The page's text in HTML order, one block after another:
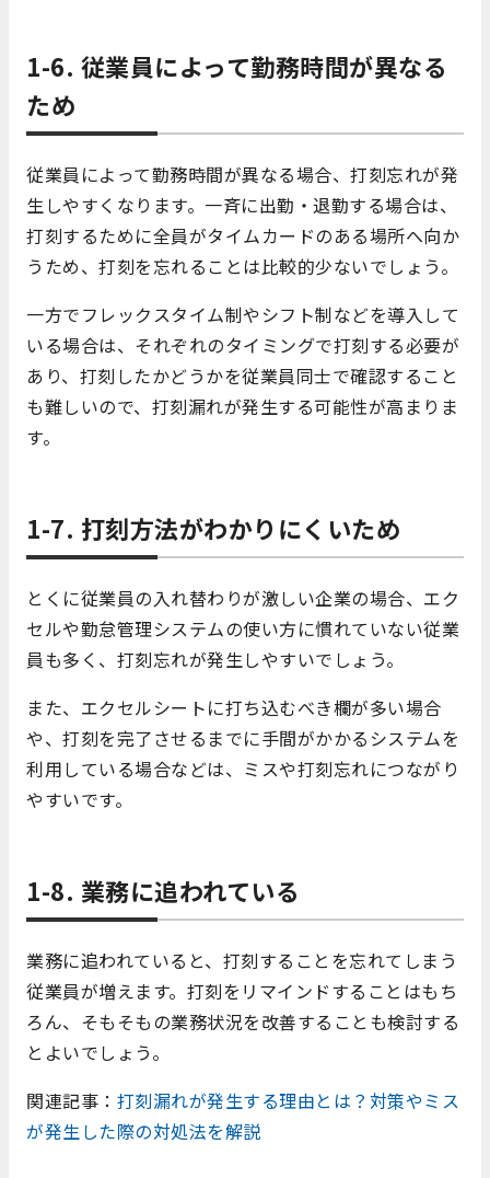
1-6. 従業員によって勤務時間が異なる
ため
従業員によって勤務時間が異なる場合、打刻忘れが発
生しやすくなります。一斉に出勤・退勤する場合は、
打刻するために全員がタイムカードのある場所へ向か
うため、打刻を忘れることは比較的少ないでしょう。
一方でフレックスタイム制やシフト制などを導入して
いる場合は、それぞれのタイミングで打刻する必要が
あり、打刻したかどうかを従業員同士で確認すること
も難しいので、打刻漏れが発生する可能性が高まりま
す。
1-7. 打刻方法がわかりにくいため
とくに従業員の入れ替わりが激しい企業の場合、エク
セルや勤怠管理システムの使い方に慣れていない従業
員も多く、打刻忘れが発生しやすいでしょう。
また、エクセルシートに打ち込むべき欄が多い場合
や、打刻を完了させるまでに手間がかかるシステムを
利用している場合などは、ミスや打刻忘れにつながり
やすいです。
1-8. 業務に追われている
業務に追われていると、打刻することを忘れてしまう
従業員が増えます。打刻をリマインドすることはもち
ろん、そもそもの業務状況を改善することも検討する
とよいでしょう。
関連記事： 打刻漏れが発生する理由とは？対策やミス
が発生した際の対処法を解説